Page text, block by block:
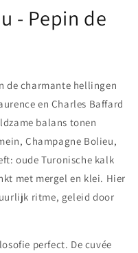
- Pepin de
de charmante hellingen
en Charles Baffard
balans tonen
Champagne Bolieu,
oude Turonische kalk
met mergel en klei. Hier
ritme, geleid door
perfect. De cuvée